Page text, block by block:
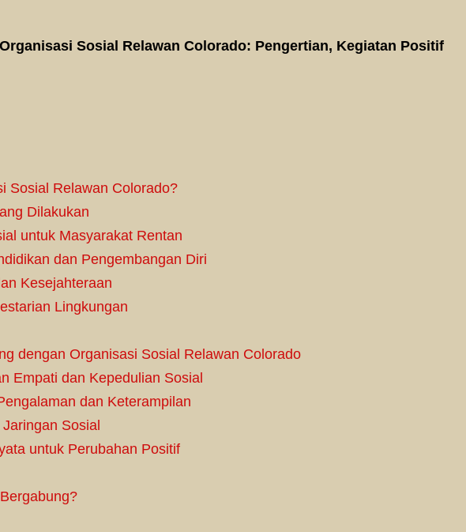
Sosial Relawan Colorado: Pengertian, Kegiatan Positif
Sosial Relawan Colorado?
Dilakukan
untuk Masyarakat Rentan
dan Pengembangan Diri
Kesejahteraan
Lingkungan
dengan Organisasi Sosial Relawan Colorado
Empati dan Kepedulian Sosial
dan Keterampilan
Sosial
untuk Perubahan Positif